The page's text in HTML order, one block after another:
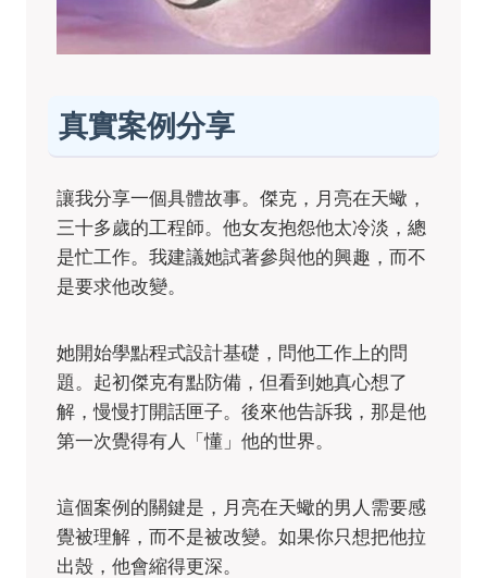
真實案例分享
讓我分享一個具體故事。傑克，月亮在天蠍，
三十多歲的工程師。他女友抱怨他太冷淡，總
是忙工作。我建議她試著參與他的興趣，而不
是要求他改變。
她開始學點程式設計基礎，問他工作上的問
題。起初傑克有點防備，但看到她真心想了
解，慢慢打開話匣子。後來他告訴我，那是他
第一次覺得有人「懂」他的世界。
這個案例的關鍵是，月亮在天蠍的男人需要感
覺被理解，而不是被改變。如果你只想把他拉
出殼，他會縮得更深。